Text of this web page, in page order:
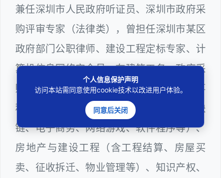
兼任深圳市人民政府听证员、深圳市政府采
购评审专家（法律类），曾担任深圳市某区
政府部门公职律师、建设工程定标专家、计
算机信息网络安全员，在建筑工务、政府采
购等政府系统工作多年，十分熟悉政府办事
程序规则，较为擅长互联网+平台（含区块
链、电子商务、网络游戏、软件程序等）、
房地产与建设工程（含工程结算、房屋买
卖、征收拆迁、物业管理等）、知识产权、
个人信息保护声明
访问本站需同意使用cookie技术以改进用户体验。
同意后关闭